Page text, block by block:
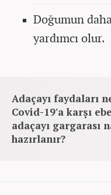
Doğumun
yardımcı olur.
Adaçayı faydaları
Covid-19'a karşı
adaçayı gargarası
hazırlanır?